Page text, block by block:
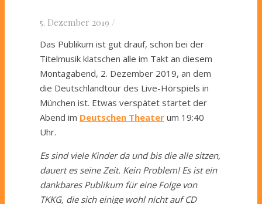
5. Dezember 2019 /
Das Publikum ist gut drauf, schon bei der
Titelmusik klatschen alle im Takt an diesem
Montagabend, 2. Dezember 2019, an dem
die Deutschlandtour des Live-Hörspiels in
München ist. Etwas verspätet startet der
Abend im Deutschen Theater um 19:40
Uhr.
Es sind viele Kinder da und bis die alle sitzen,
dauert esseine Zeit. Kein Problem! Es ist ein
dankbares Publikum für eine Folge von
TKKG, die sich einige wohl nicht auf CD